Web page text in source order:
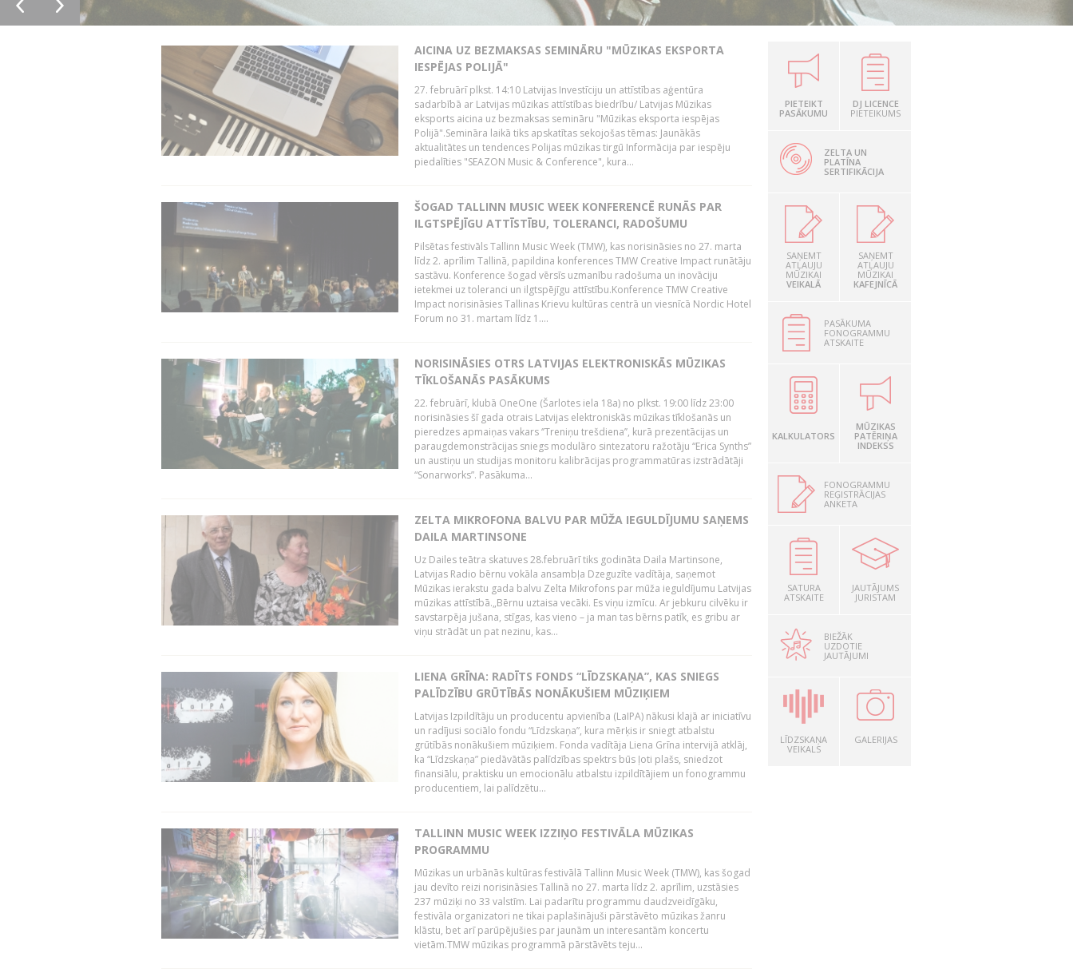
AICINA UZ BEZMAKSAS SEMINĀRU "MŪZIKAS EKSPORTA
IESPĒJAS POLIJĀ"
27. februārī plkst. 14:10 Latvijas Investīciju un attīstības aģentūra
sadarbībā ar Latvijas mūzikas attīstības biedrību/ Latvijas Mūzikas
eksports aicina uz bezmaksas semināru "Mūzikas eksporta iespējas
Polijā".Semināra laikā tiks apskatītas sekojošas tēmas: Jaunākās
aktualitātes un tendences Polijas mūzikas tirgū Informācija par iespēju
piedalīties "SEAZON Music & Conference", kura...
ŠOGAD TALLINN MUSIC WEEK KONFERENCĒ RUNĀS PAR
ILGTSPĒJĪGU ATTĪSTĪBU, TOLERANCI, RADOŠUMU
Pilsētas festivāls Tallinn Music Week (TMW), kas norisināsies no 27. marta
līdz 2. aprīlim Tallinā, papildina konferences TMW Creative Impact runātāju
sastāvu. Konference šogad vērsīs uzmanību radošuma un inovāciju
ietekmei uz toleranci un ilgtspējīgu attīstību.Konference TMW Creative
Impact norisināsies Tallinas Krievu kultūras centrā un viesnīcā Nordic Hotel
Forum no 31. martam līdz 1....
NORISINĀSIES OTRS LATVIJAS ELEKTRONISKĀS MŪZIKAS
TĪKLOŠANĀS PASĀKUMS
22. februārī, klubā OneOne (Šarlotes iela 18a) no plkst. 19:00 līdz 23:00
norisināsies šī gada otrais Latvijas elektroniskās mūzikas tīklošanās un
pieredzes apmaiņas vakars ‘’Treniņu trešdiena’’, kurā prezentācijas un
paraugdemonstrācijas sniegs modulāro sintezatoru ražotāju “Erica Synths”
un austiņu un studijas monitoru kalibrācijas programmatūras izstrādātāji
“Sonarworks”. Pasākuma...
ZELTA MIKROFONA BALVU PAR MŪŽA IEGULDĪJUMU SAŅEMS
DAILA MARTINSONE
Uz Dailes teātra skatuves 28.februārī tiks godināta Daila Martinsone,
Latvijas Radio bērnu vokāla ansambļa Dzeguzīte vadītāja, saņemot
Mūzikas ierakstu gada balvu Zelta Mikrofons par mūža ieguldījumu Latvijas
mūzikas attīstībā.„Bērnu uztaisa vecāki. Es viņu izmīcu. Ar jebkuru cilvēku ir
savstarpēja jušana, stīgas, kas vieno – ja man tas bērns patīk, es gribu ar
viņu strādāt un pat nezinu, kas...
LIENA GRĪNA: RADĪTS FONDS “LĪDZSKAŅA”, KAS SNIEGS
PALĪDZĪBU GRŪTĪBĀS NONĀKUŠIEM MŪZIĶIEM
Latvijas Izpildītāju un producentu apvienība (LaIPA) nākusi klajā ar iniciatīvu
un radījusi sociālo fondu “Līdzskaņa”, kura mērķis ir sniegt atbalstu
grūtībās nonākušiem mūziķiem. Fonda vadītāja Liena Grīna intervijā atklāj,
ka “Līdzskaņa” piedāvātās palīdzības spektrs būs ļoti plašs, sniedzot
finansiālu, praktisku un emocionālu atbalstu izpildītājiem un fonogrammu
producentiem, lai palīdzētu...
TALLINN MUSIC WEEK IZZIŅO FESTIVĀLA MŪZIKAS
PROGRAMMU
Mūzikas un urbānās kultūras festivālā Tallinn Music Week (TMW), kas šogad
jau devīto reizi norisināsies Tallinā no 27. marta līdz 2. aprīlim, uzstāsies
237 mūziķi no 33 valstīm. Lai padarītu programmu daudzveidīgāku,
festivāla organizatori ne tikai paplašinājuši pārstāvēto mūzikas žanru
klāstu, bet arī parūpējušies par jaunām un interesantām koncertu
vietām.TMW mūzikas programmā pārstāvēts teju...
PIETEIKT
PASĀKUMU
DJ LICENCE
PIETEIKUMS
ZELTA UN
PLATĪNA
SERTIFIKĀCIJA
SAŅEMT
ATĻAUJU
MŪZIKAI
VEIKALĀ
SAŅEMT
ATĻAUJU
MŪZIKAI
KAFEJNĪCĀ
PASĀKUMA
FONOGRAMMU
ATSKAITE
KALKULATORS
MŪZIKAS
PATĒRIŅA
INDEKSS
FONOGRAMMU
REĢISTRĀCIJAS
ANKETA
SATURA
ATSKAITE
JAUTĀJUMS
JURISTAM
BIEŽĀK
UZDOTIE
JAUTĀJUMI
LĪDZSKAŅA
VEIKALS
GALERIJAS